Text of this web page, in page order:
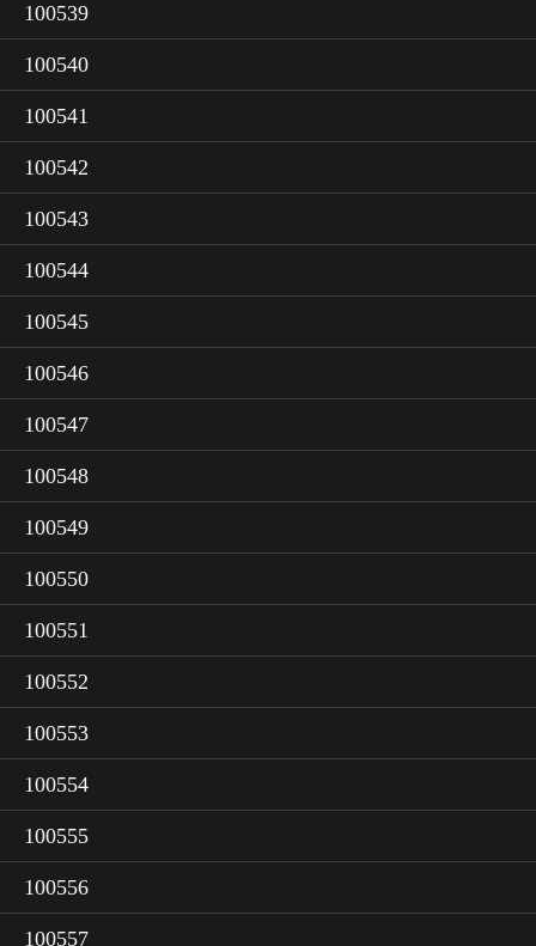
100539
100540
100541
100542
100543
100544
100545
100546
100547
100548
100549
100550
100551
100552
100553
100554
100555
100556
100557